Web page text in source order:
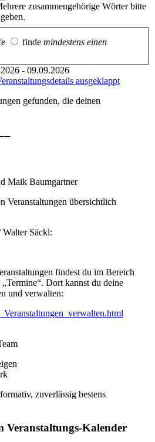
zusammengehörige Wörter bitte
finde mindestens einen
- 09.09.2026
ausgeklappt
gefunden, die deinen
Maik Baumgartner
Veranstaltungen übersichtlich
Walter Säckl:
findest du im Bereich
Dort kannst du deine
und verwalten:
zuverlässig bestens
Veranstaltungs-Kalender